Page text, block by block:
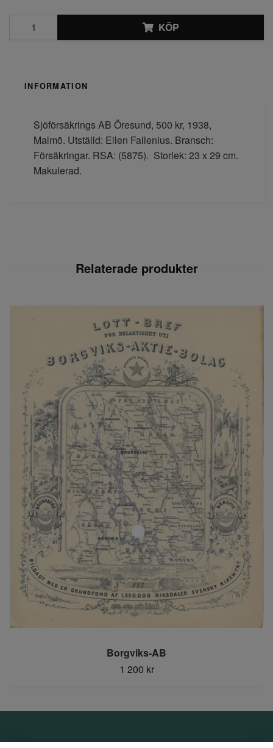
KÖP
INFORMATION
Sjöförsäkrings AB Öresund, 500 kr, 1938,
Malmö. Utställd: Ellen Fallenius. Bransch:
Försäkringar. RSA: (5875). Storlek: 23 x 29 cm.
Makulerad.
Borgviks-AB
1 200 kr